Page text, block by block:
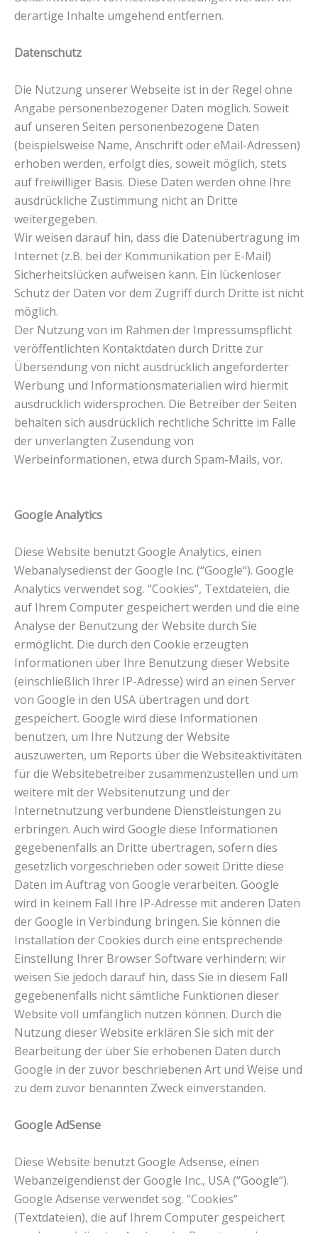
derartige Inhalte umgehend entfernen.
Datenschutz
Die Nutzung unserer Webseite ist in der Regel ohne
Angabe personenbezogener Daten möglich. Soweit
auf unseren Seiten personenbezogene Daten
(beispielsweise Name, Anschrift oder eMail-Adressen)
erhoben werden, erfolgt dies, soweit möglich, stets
auf freiwilliger Basis. Diese Daten werden ohne Ihre
ausdrückliche Zustimmung nicht an Dritte
weitergegeben.
Wir weisen darauf hin, dass die Datenübertragung im
Internet (z.B. bei der Kommunikation per E-Mail)
Sicherheitslücken aufweisen kann. Ein lückenloser
Schutz der Daten vor dem Zugriff durch Dritte ist nicht
möglich.
Der Nutzung von im Rahmen der Impressumspflicht
veröffentlichten Kontaktdaten durch Dritte zur
Übersendung von nicht ausdrücklich angeforderter
Werbung und Informationsmaterialien wird hiermit
ausdrücklich widersprochen. Die Betreiber der Seiten
behalten sich ausdrücklich rechtliche Schritte im Falle
der unverlangten Zusendung von
Werbeinformationen, etwa durch Spam-Mails, vor.
Google Analytics
Diese Website benutzt Google Analytics, einen
Webanalysedienst der Google Inc. (“Google“). Google
Analytics verwendet sog. “Cookies“, Textdateien, die
auf Ihrem Computer gespeichert werden und die eine
Analyse der Benutzung der Website durch Sie
ermöglicht. Die durch den Cookie erzeugten
Informationen über Ihre Benutzung dieser Website
(einschließlich Ihrer IP-Adresse) wird an einen Server
von Google in den USA übertragen und dort
gespeichert. Google wird diese Informationen
benutzen, um Ihre Nutzung der Website
auszuwerten, um Reports über die Websiteaktivitäten
für die Websitebetreiber zusammenzustellen und um
weitere mit der Websitenutzung und der
Internetnutzung verbundene Dienstleistungen zu
erbringen. Auch wird Google diese Informationen
gegebenenfalls an Dritte übertragen, sofern dies
gesetzlich vorgeschrieben oder soweit Dritte diese
Daten im Auftrag von Google verarbeiten. Google
wird in keinem Fall Ihre IP-Adresse mit anderen Daten
der Google in Verbindung bringen. Sie können die
Installation der Cookies durch eine entsprechende
Einstellung Ihrer Browser Software verhindern; wir
weisen Sie jedoch darauf hin, dass Sie in diesem Fall
gegebenenfalls nicht sämtliche Funktionen dieser
Website voll umfänglich nutzen können. Durch die
Nutzung dieser Website erklären Sie sich mit der
Bearbeitung der über Sie erhobenen Daten durch
Google in der zuvor beschriebenen Art und Weise und
zu dem zuvor benannten Zweck einverstanden.
Google AdSense
Diese Website benutzt Google Adsense, einen
Webanzeigendienst der Google Inc., USA (“Google“).
Google Adsense verwendet sog. “Cookies“
(Textdateien), die auf Ihrem Computer gespeichert